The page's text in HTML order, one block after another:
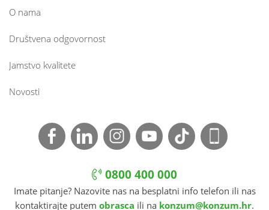
O nama
Društvena odgovornost
Jamstvo kvalitete
Novosti
0800 400 000
Imate pitanje? Nazovite nas na besplatni info telefon ili nas
kontaktirajte putem obrasca ili na konzum@konzum.hr.